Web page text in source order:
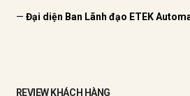
— Đại diện Ban Lãnh đạo ETEK
REVIEW KHÁCH HÀNG